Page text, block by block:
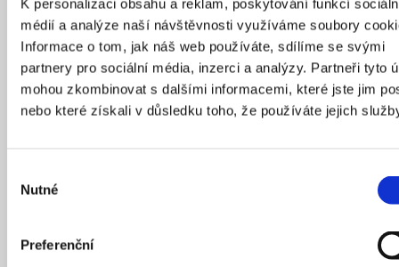
K personalizaci obsahu a reklam, poskytování funkcí
médií a analýze naší návštěvnosti využíváme soubory
Informace o tom, jak náš web používáte, sdílíme se svými
partnery pro sociální média, inzerci a analýzy. Partneři tyto
mohou zkombinovat s dalšími informacemi, které jste jim
nebo které získali v důsledku toho, že používáte jejich
souhlasu
Nutné
Preferenční